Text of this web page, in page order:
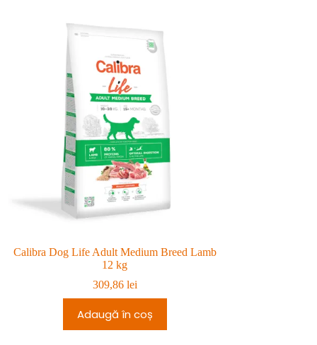
Calibra Dog Life Adult Medium Breed Lamb
12 kg
309,86 lei
Adaugă în coș